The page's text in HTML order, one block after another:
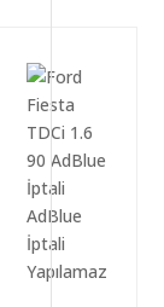
AdBlue
İptali
Yapılamaz